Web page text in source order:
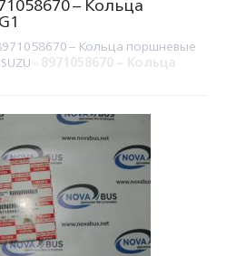
– Кольца поршневые